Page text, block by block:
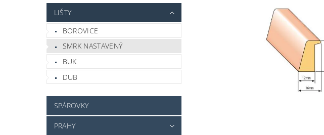
LIŠTY
BOROVICE
SMRK NASTAVENÝ
BUK
DUB
SPÁROVKY
PRAHY